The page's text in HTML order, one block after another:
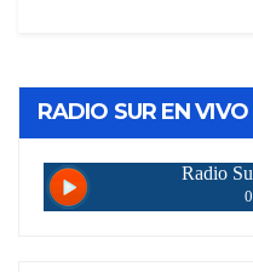
RADIO SUR EN VIVO